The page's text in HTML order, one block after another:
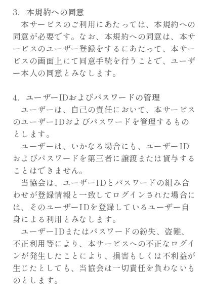
3．本規約への同意
本サービスのご利用にあたっては、本規約への
同意が必要です。なお、本規約への同意は、本サ
ービスのユーザー登録をするにあたって、本サー
ビスの画面上にて同意手続を行うことで、ユーザ
ー本人の同意とみなします。
4．ユーザーIDおよびパスワードの管理
ユーザーは、自己の責任において、本サービス
のユーザーIDおよびパスワードを管理するもの
とします。
ユーザーは、いかなる場合にも、ユーザーID
およびパスワードを第三者に譲渡または貸与する
ことはできません。
当協会は、ユーザーIDとパスワードの組み合
わせが登録情報と一致してログインされた場合に
は、そのユーザーIDを登録しているユーザー自
身による利用とみなします。
ユーザーIDまたはパスワードの紛失、盗難、
不正利用等により、本サービスへの不正なログイ
ンが発生したことにより、損害もしくは不利益が
生じたとしても、当協会は一切責任を負わないも
のとします。